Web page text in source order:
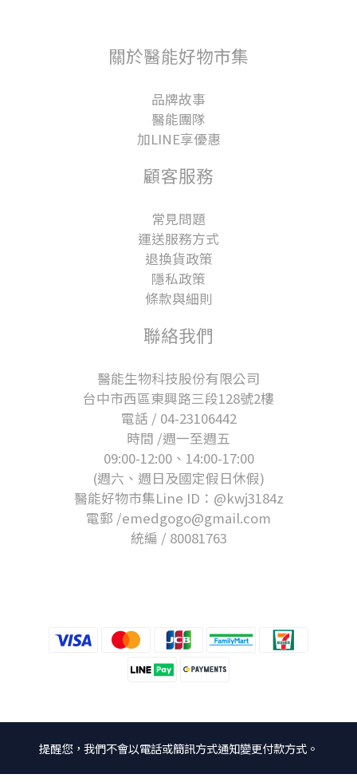
關於醫能好物市集
品牌故事
醫能團隊
加LINE享優惠
顧客服務
常見問題
運送服務方式
退換貨政策
隱私政策
條款與細則
聯絡我們
醫能生物科技股份有限公司
台中市西區東興路三段128號2樓
電話 / 04-23106442
時間 /週一至週五
09:00-12:00、14:00-17:00
(週六、週日及國定假日休假)
醫能好物市集Line ID：@kwj3184z
電郵 /emedgogo@gmail.com
統編 / 80081763
提醒您，我們不會以電話或簡訊方式通知變更付款方式。